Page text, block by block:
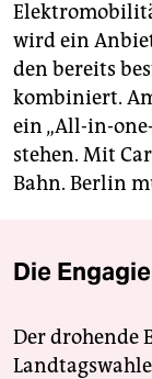
wird ein
den bereits
kombiniert.
ein „All-in-
stehen. Mit
Bahn. Berlin
Die
Der drohende